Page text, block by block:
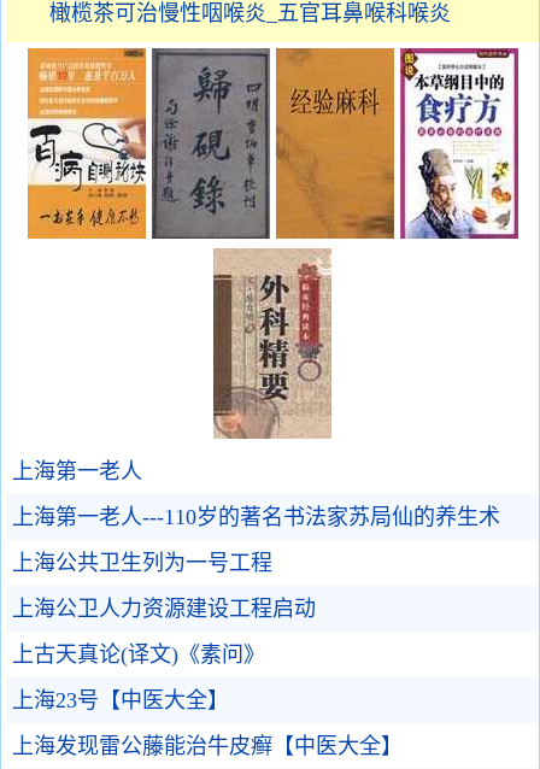
橄榄茶可治慢性咽喉炎_五官耳鼻喉科喉炎
上海第一老人
上海第一老人---110岁的著名书法家苏局仙的养生术
上海公共卫生列为一号工程
上海公卫人力资源建设工程启动
上古天真论(译文)《素问》
上海23号【中医大全】
上海发现雷公藤能治牛皮癣【中医大全】